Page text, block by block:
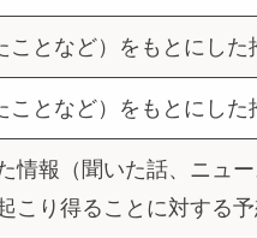
となど）をもとにした
となど）をもとにした
報（聞いた話、ニュー
り得ることに対する予